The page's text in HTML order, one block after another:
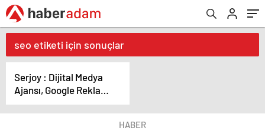
seo etiketi için sonuçlar
Serjoy : Dijital Medya
Ajansı, Google Reklam
Ajansı, SEO Ajansı ve
Web Tasarım Ajansı
HABER